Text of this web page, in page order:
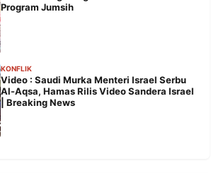
Program Jumsih
KONFLIK
Video : Saudi Murka Menteri Israel Serbu
Al-Aqsa, Hamas Rilis Video Sandera Israel
| Breaking News